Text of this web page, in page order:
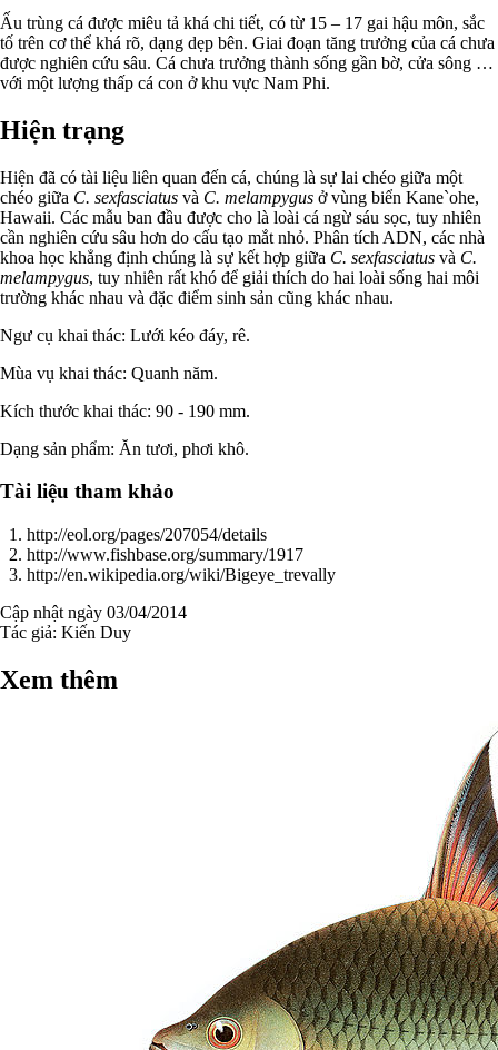
Ấu trùng cá được miêu tả khá chi tiết, có từ 15 – 17 gai hậu môn, sắc
tố trên cơ thể khá rõ, dạng dẹp bên. Giai đoạn tăng trưởng của cá chưa
được nghiên cứu sâu. Cá chưa trưởng thành sống gần bờ, cửa sông …
với một lượng thấp cá con ở khu vực Nam Phi.
Hiện trạng
Hiện đã có tài liệu liên quan đến cá, chúng là sự lai chéo giữa một
chéo giữa C. sexfasciatus và C. melampygus ở vùng biển Kane`ohe,
Hawaii. Các mẫu ban đầu được cho là loài cá ngừ sáu sọc, tuy nhiên
cần nghiên cứu sâu hơn do cấu tạo mắt nhỏ. Phân tích ADN, các nhà
khoa học khẳng định chúng là sự kết hợp giữa C. sexfasciatus và C.
melampygus, tuy nhiên rất khó để giải thích do hai loài sống hai môi
trường khác nhau và đặc điểm sinh sản cũng khác nhau.
Ngư cụ khai thác: Lưới kéo đáy, rê.
Mùa vụ khai thác: Quanh năm.
Kích thước khai thác: 90 - 190 mm.
Dạng sản phẩm: Ăn tươi, phơi khô.
Tài liệu tham khảo
http://eol.org/pages/207054/details
http://www.fishbase.org/summary/1917
http://en.wikipedia.org/wiki/Bigeye_trevally
Cập nhật ngày 03/04/2014
Tác giả: Kiến Duy
Xem thêm